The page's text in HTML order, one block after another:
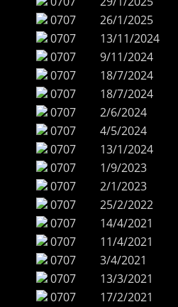
0707
26/1/2025
0707
13/11/2024
0707
9/11/2024
0707
18/7/2024
0707
18/7/2024
0707
2/6/2024
0707
4/5/2024
0707
13/1/2024
0707
1/9/2023
0707
2/1/2023
0707
25/2/2022
0707
14/4/2021
0707
11/4/2021
0707
3/4/2021
0707
13/3/2021
0707
17/2/2021